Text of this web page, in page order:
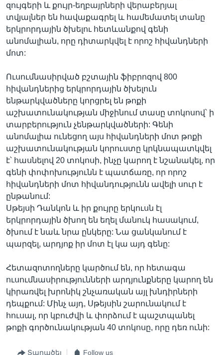
զույգերի և քույր-եղբայրների վերաբերյալ
տվյալներ են հավաքագրել և համեմատել տանը
երկրորդային ծխելու հետևանքով գենի
անոմալիան, որը դիտարկվել է որոշ հիվանդների
մոտ:
Ուսումնասիրված բշտային ֆիբրոզով 800
հիվանդներից երկրորդային ծխելուն
ենթարկվածները կորցրել են թոքի
աշխատունակության միջինում տասը տոկոսով՝ ի
տարբերություն չենթարկվածների: Գենի
անոմալիա ունեցող այս հիվանդների մոտ թոքի
աշխատունակության կորուստը կրկնապատկվել
է՝ հասնելով 20 տոկոսի, ինչը կարող է նշանակել, որ
գենի փոփոխությունն է պատճառը, որ որոշ
հիվանդների մոտ հիվանդությունն ավելի սուր է
ընթանում:
Սթեյսի Դանկոն և իր քույրը երկուսն էլ
երկրորդային ծխող են եղել մանուկ հասակում,
ծխում է նաև նրա ընկերը: Նա ցանկանում է
պարզել, արդյոք իր մոտ էլ կա այդ գենը:
Հետազոտողները կարծում են, որ հետագա
ուսումնասիրությունների արդյունքները կարող են
կիրառվել խրոնիկ շնչառական այլ խնդիրների
դեպքում: Մինչ այդ, Սթեյսին շարունակում է
հուսալ, որ կբուժվի և փորձում է պաշտպանել
թոքի գործունակության 40 տոկոսը, որը դեռ ունի:
Տարածել Follow us